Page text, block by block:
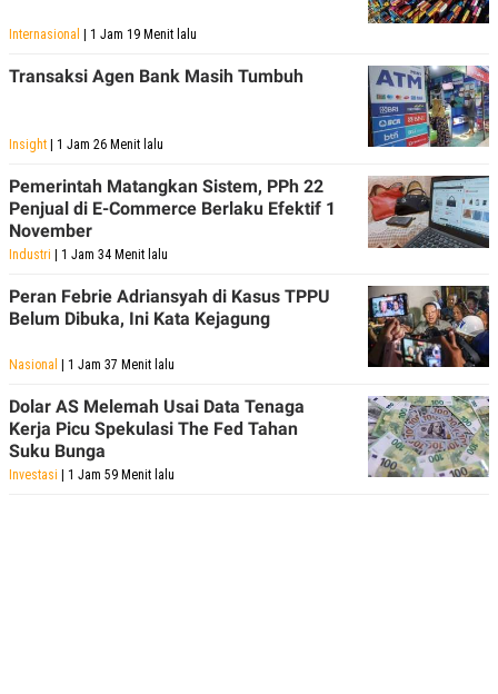
Internasional | 1 Jam 19 Menit lalu
Transaksi Agen Bank Masih Tumbuh
Insight | 1 Jam 26 Menit lalu
Pemerintah Matangkan Sistem, PPh 22
Penjual di E-Commerce Berlaku Efektif 1
November
Industri | 1 Jam 34 Menit lalu
Peran Febrie Adriansyah di Kasus TPPU
Belum Dibuka, Ini Kata Kejagung
Nasional | 1 Jam 37 Menit lalu
Dolar AS Melemah Usai Data Tenaga
Kerja Picu Spekulasi The Fed Tahan
Suku Bunga
Investasi | 1 Jam 59 Menit lalu